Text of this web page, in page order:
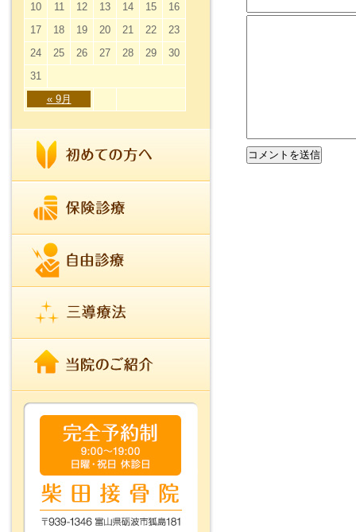
« 9月
10
11 12 13 14 15
16
17
18 19 20 21 22
23
24
25 26 27 28 29
30
31